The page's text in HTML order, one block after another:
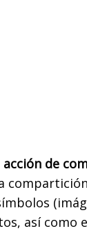
acción de
así